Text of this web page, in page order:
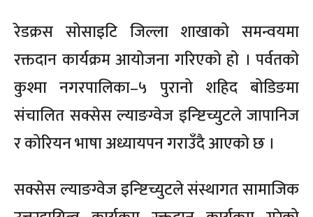
रेडक्रस सोसाइटि जिल्ला शाखाको समन्वयमा
रक्तदान कार्यक्रम आयोजना गरिएको हो । पर्वतको
कुश्मा नगरपालिका–५ पुरानो शहिद बोडिङमा
संचालित सक्सेस ल्याङग्वेज इन्ष्टिच्युटले जापानिज
र कोरियन भाषा अध्यायपन गराउँदै आएको छ ।
सक्सेस ल्याङग्वेज इन्ष्टिच्युटले संस्थागत सामाजिक